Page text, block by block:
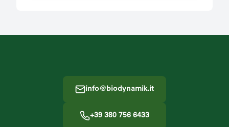
info@biodynamik.it
+39 380 756 6433